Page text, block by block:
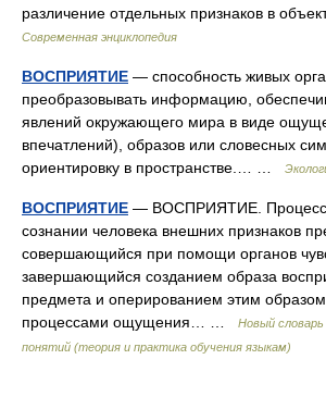
различение отдельных признаков в
Современная энциклопедия
ВОСПРИЯТИЕ — способность живых
преобразовывать информацию,
явлений окружающего мира в виде
впечатлений), образов или словесных
ориентировку в пространстве.… …
ВОСПРИЯТИЕ — ВОСПРИЯТИЕ. Процесс
сознании человека внешних признаков
совершающийся при помощи органов
завершающийся созданием образа
предмета и оперированием этим
процессами ощущения… …
Новый
понятий (теория и практика обучения языкам)